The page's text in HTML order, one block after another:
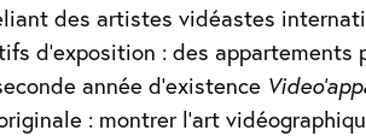
des artistes vidéastes
d’exposition : des appartements
année d’existence
: montrer l’art